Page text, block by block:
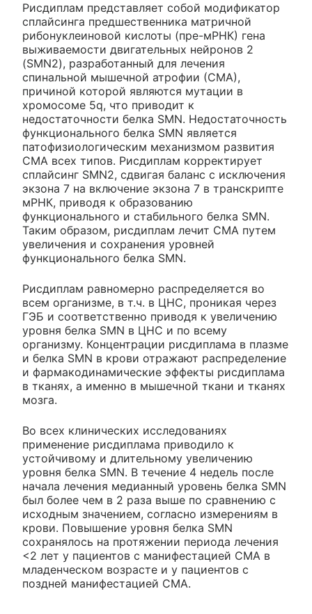
Рисдиплам представляет собой модификатор
сплайсинга предшественника матричной
рибонуклеиновой кислоты (пре-мРНК) гена
выживаемости двигательных нейронов 2
(SMN2), разработанный для лечения
спинальной мышечной атрофии (СМА),
причиной которой являются мутации в
хромосоме 5q, что приводит к
недостаточности белка SMN. Недостаточность
функционального белка SMN является
патофизиологическим механизмом развития
СМА всех типов. Рисдиплам корректирует
сплайсинг SMN2, сдвигая баланс с исключения
экзона 7 на включение экзона 7 в транскрипте
мРНК, приводя к образованию
функционального и стабильного белка SMN.
Таким образом, рисдиплам лечит СМА путем
увеличения и сохранения уровней
функционального белка SMN.
Рисдиплам равномерно распределяется во
всем организме, в т.ч. в ЦНС, проникая через
ГЭБ и соответственно приводя к увеличению
уровня белка SMN в ЦНС и по всему
организму. Концентрации рисдиплама в плазме
и белка SMN в крови отражают распределение
и фармакодинамические эффекты рисдиплама
в тканях, а именно в мышечной ткани и тканях
мозга.
Во всех клинических исследованиях
применение рисдиплама приводило к
устойчивому и длительному увеличению
уровня белка SMN. В течение 4 недель после
начала лечения медианный уровень белка SMN
был более чем в 2 раза выше по сравнению с
исходным значением, согласно измерениям в
крови. Повышение уровня белка SMN
сохранялось на протяжении периода лечения
<2 лет у пациентов с манифестацией СМА в
младенческом возрасте и у пациентов с
поздней манифестацией СМА.